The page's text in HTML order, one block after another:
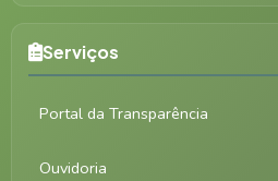
Serviços
Portal da Transparência
Ouvidoria